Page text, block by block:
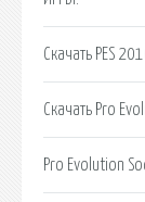
Скачать PES
Скачать Pro
Pro Evolution